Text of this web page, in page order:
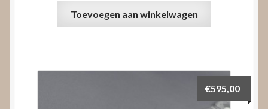
Toevoegen aan winkelwagen
€595,00